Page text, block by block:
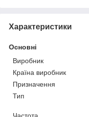
Характеристики
Основні
Виробник
Країна виробник
Призначення
Тип